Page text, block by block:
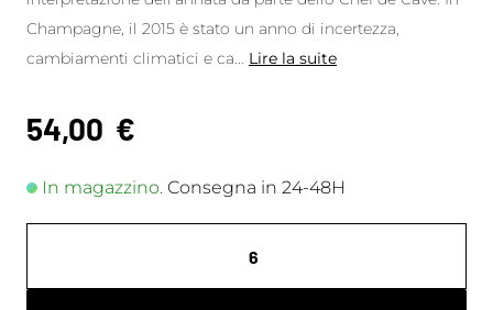
Champagne, il 2015 è stato un anno di incertezza,
cambiamenti climatici e ca
Lire la suite
54,00 €
In magazzino. Consegna in 24-48H